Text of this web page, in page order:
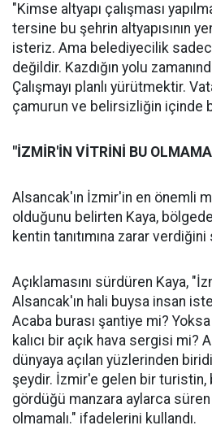
"Kimse altyapı çalışması
tersine bu şehrin altyapısının
isteriz. Ama belediyecilik
değildir. Kazdığın yolu
Çalışmayı planlı yürütmektir.
çamurun ve belirsizliğin içinde
"İZMİR'İN VİTRİNİ BU
Alsancak'ın İzmir'in en önemli
olduğunu belirten Kaya,
kentin tanıtımına zarar
Açıklamasını sürdüren Kaya,
Alsancak'ın hali buysa insan
Acaba burası şantiye mi?
kalıcı bir açık hava sergisi mi?
dünyaya açılan yüzlerinden
şeydir. İzmir'e gelen bir turistin,
gördüğü manzara aylarca
olmamalı." ifadelerini kullandı.